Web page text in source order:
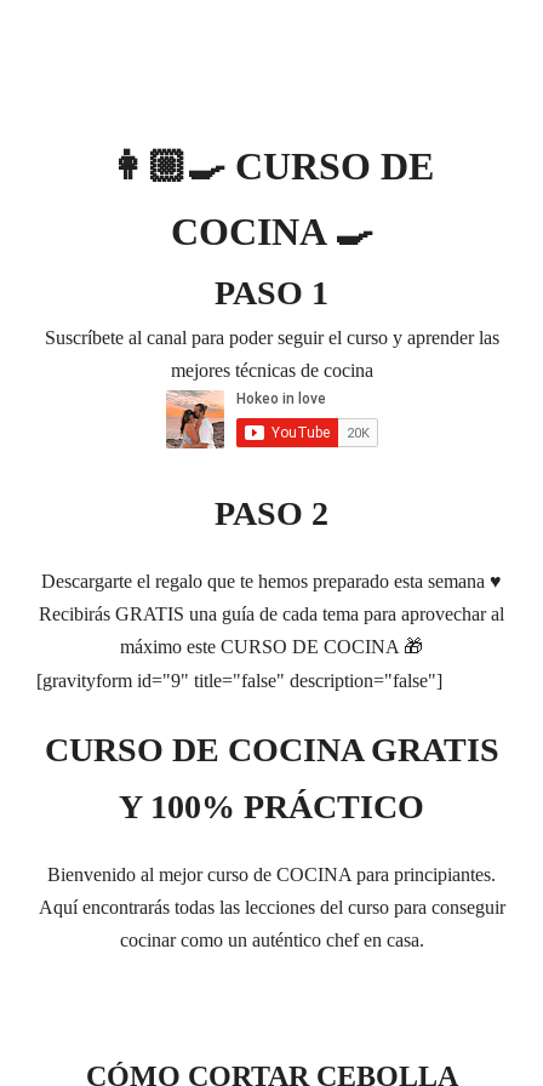
👩🏼‍🍳 CURSO DE
COCINA 🍳
PASO 1
Suscríbete al canal para poder seguir el curso y aprender las
mejores técnicas de cocina
PASO 2
Descargarte el regalo que te hemos preparado esta semana ♥️
Recibirás GRATIS una guía de cada tema para aprovechar al
máximo este CURSO DE COCINA 🎁
[gravityform id="9" title="false" description="false"]
CURSO DE COCINA GRATIS
Y 100% PRÁCTICO
Bienvenido al mejor curso de COCINA para principiantes.
Aquí encontrarás todas las lecciones del curso para conseguir
cocinar como un auténtico chef en casa.
CÓMO CORTAR CEBOLLA